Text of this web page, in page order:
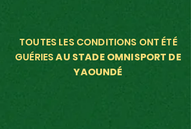
TOUTES LES CONDITIONS ONT ÉTÉ
GUÉRIESAU STADE OMNISPORT DE
YAOUNDÉ